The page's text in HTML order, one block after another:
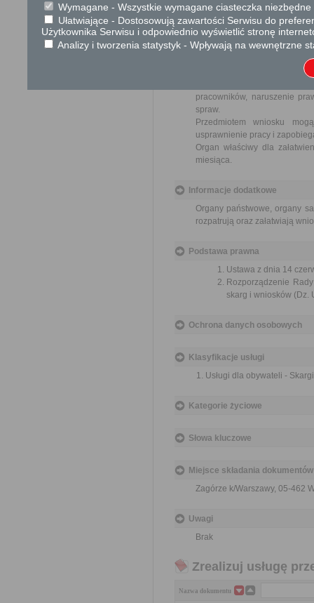
Tryb odwoławczy
Brak
pracowników, naruszenie
spraw.
Przedmiotem wniosku
usprawnienie pracy i
Organ właściwy dla
miesiąca.
Informacje dodatkowe
Organy państwowe, organy
rozpatrują oraz załatwiają
Podstawa prawna
Ustawa z dnia 14
Rozporządzenie
skarg i wniosków (Dz.
Ochrona danych osobowych
Klasyfikacje usługi
Usługi dla obywateli -
Kategorie życiowe
Słowa kluczowe
Miejsce składania dokumentów
Zagórze k/Warszawy, 05-462
Uwagi
Brak
Zrealizuj usługę
Nazwa dokumentu
Wymagane - Wszystkie wymagane ciasteczka
Ułatwiające - Dostosowują zawartości Serwisu do
Użytkownika Serwisu i odpowiednio wyświetlić stronę
Analizy i tworzenia statystyk - Wpływają na wewnętrzne